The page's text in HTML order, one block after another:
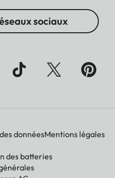
sociaux
donnéesMentions légales
des batteries